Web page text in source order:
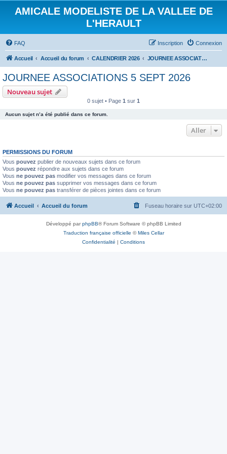
AMICALE MODELISTE DE LA VALLEE DE
L'HERAULT
FAQ Connexion
Inscription
Accueil Accueil du forum CALENDRIER 2026 JOURNEE ASSOCIATIONS 5 SEPT 2026
JOURNEE ASSOCIATIONS 5 SEPT 2026
Nouveau sujet
0 sujet • Page 1 sur 1
Aucun sujet n’a été publié dans ce forum.
Aller
PERMISSIONS DU FORUM
Vous pouvez publier de nouveaux sujets dans ce forum
Vous pouvez répondre aux sujets dans ce forum
Vous ne pouvez pas modifier vos messages dans ce forum
Vous ne pouvez pas supprimer vos messages dans ce forum
Vous ne pouvez pas transférer de pièces jointes dans ce forum
Accueil Accueil du forum Fuseau horaire sur UTC+02:00
Développé parphpBB® Forum Software © phpBB Limited
Traduction française officielle ©Miles Cellar
Confidentialité | Conditions